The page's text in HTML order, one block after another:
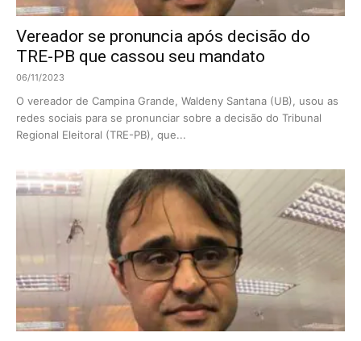
Vereador se pronuncia após decisão do
TRE-PB que cassou seu mandato
06/11/2023
O vereador de Campina Grande, Waldeny Santana (UB), usou as
redes sociais para se pronunciar sobre a decisão do Tribunal
Regional Eleitoral (TRE-PB), que...